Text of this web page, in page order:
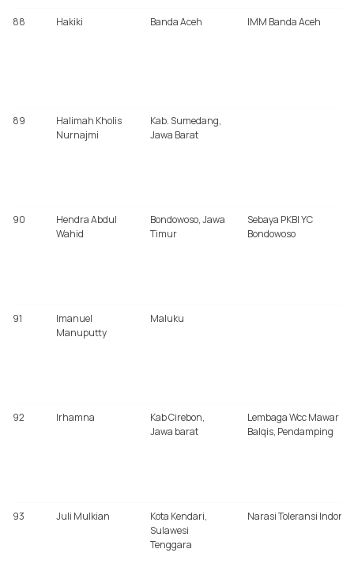
88 Hakiki Banda Aceh IMM Banda Aceh
89
Halimah Kholis
Nurnajmi
Kab. Sumedang,
Jawa Barat
90
Hendra Abdul
Wahid
Bondowoso, Jawa
Timur
Sebaya PKBI YC
Bondowoso
91
Imanuel
Manuputty
Maluku
92 Irhamna
Kab Cirebon,
Jawa barat
Lembaga Wcc Mawar
Balqis, Pendamping
93 Juli Mulkian
Kota Kendari,
Sulawesi
Tenggara
Narasi Toleransi